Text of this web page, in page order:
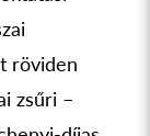
röviden
zsűri –